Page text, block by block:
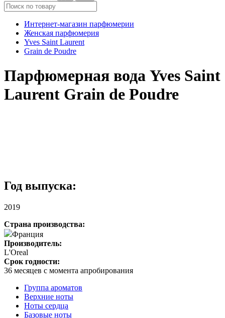
Интернет-магазин парфюмерии
Женская парфюмерия
Yves Saint Laurent
Grain de Poudre
Парфюмерная вода Yves Saint
Laurent Grain de Poudre
Год выпуска:
2019
Страна производства:
Франция
Производитель:
L'Oreal
Срок годности:
36 месяцев с момента апробирования
Группа ароматов
Верхние ноты
Ноты сердца
Базовые ноты